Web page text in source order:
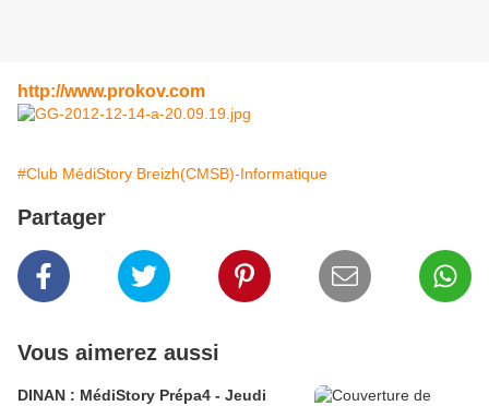
http://www.prokov.com
#Club MédiStory Breizh(CMSB)-Informatique
Partager
Vous aimerez aussi
DINAN : MédiStory Prépa4 - Jeudi